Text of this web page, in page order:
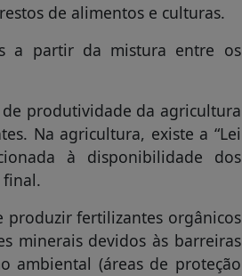
de alimentos e culturas.
a partir da mistura entre os
produtividade da agricultura
Na agricultura, existe a “Lei
à disponibilidade dos
final.
produzir fertilizantes orgânicos
minerais devidos às barreiras
ambiental (áreas de proteção